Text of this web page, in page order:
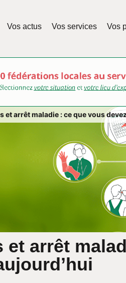
Vos actus Vos services Vos
et arrêt maladie : ce que vous
et arrêt